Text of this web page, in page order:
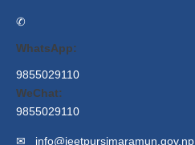
✆
WhatsApp:
9855029110
WeChat:
9855029110
✉ info@jeetpursimaramun.gov.np